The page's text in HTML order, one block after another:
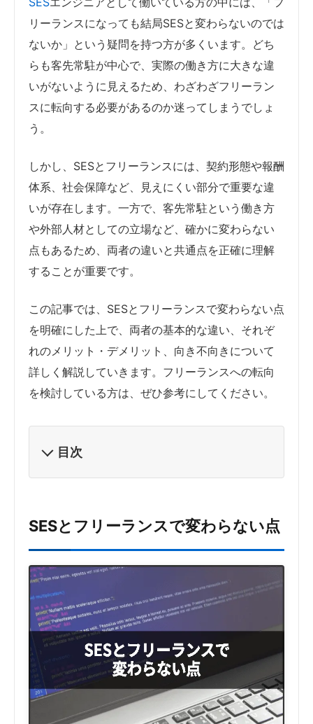
リーランスになっても結局SESと変わらないのでは
ないか」という疑問を持つ方が多くいます。どち
らも客先常駐が中心で、実際の働き方に大きな違
いがないように見えるため、わざわざフリーラン
スに転向する必要があるのか迷ってしまうでしょ
う。
しかし、SESとフリーランスには、契約形態や報酬
体系、社会保障など、見えにくい部分で重要な違
いが存在します。一方で、客先常駐という働き方
や外部人材としての立場など、確かに変わらない
点もあるため、両者の違いと共通点を正確に理解
することが重要です。
この記事では、SESとフリーランスで変わらない点
を明確にした上で、両者の基本的な違い、それぞ
れのメリット・デメリット、向き不向きについて
詳しく解説していきます。フリーランスへの転向
を検討している方は、ぜひ参考にしてください。
目次
SESとフリーランスで変わらない点